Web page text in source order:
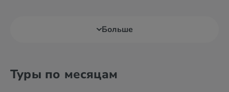
Больше
Туры по месяцам